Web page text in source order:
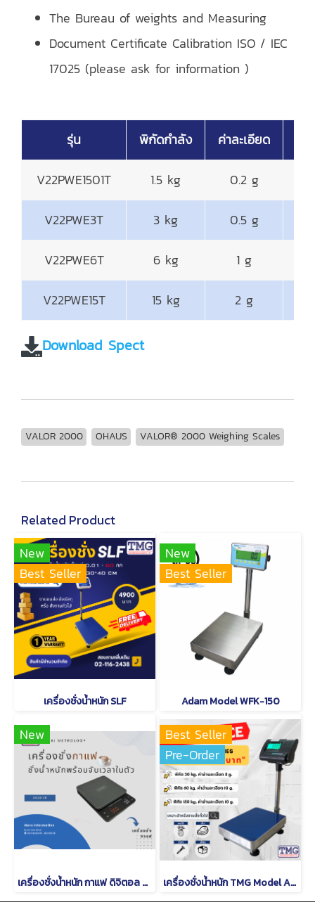
The Bureau of weights and Measuring
Document Certificate Calibration ISO / IEC
17025 (please ask for information )
รุ่น พิกัดกำลัง ค่าละเอียด
V22PWE1501T 1.5 kg 0.2 g
V22PWE3T 3 kg 0.5 g
V22PWE6T 6 kg 1 g
V22PWE15T 15 kg 2 g
Download Spect
VALOR 2000 OHAUS VALOR® 2000 Weighing Scales
Related Product
New
Best Seller
เครื่องชั่งน้ำหนัก SLF
New
Best Seller
Adam Model WFK-150
New
เครื่องชั่งน้ำหนัก กาแฟ ดิจิตอล CAMRY EK 2912 R
Best Seller
Pre-Order
เครื่องชั่งน้ำหนัก TMG Model A12